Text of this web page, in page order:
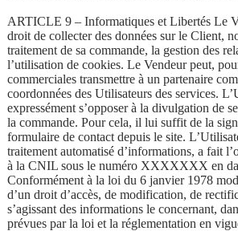
ARTICLE 9 – Informatiques et Libertés Le
droit de collecter des données sur le Client,
traitement de sa commande, la gestion des
l’utilisation de cookies. Le Vendeur peut,
commerciales transmettre à un partenaire
coordonnées des Utilisateurs des services.
expressément s’opposer à la divulgation de
la commande. Pour cela, il lui suffit de la
formulaire de contact depuis le site.
traitement automatisé d’informations, a fait
à la CNIL sous le numéro XXXXXXX en
Conformément à la loi du 6 janvier 1978
d’un droit d’accès, de modification, de
s’agissant des informations le concernant,
prévues par la loi et la réglementation en